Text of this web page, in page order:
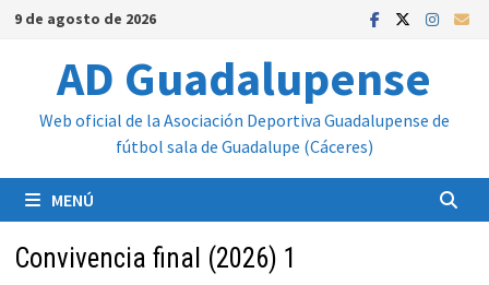
Saltar
contenido
9 de agosto de 2026
AD Guadalupense
Web oficial de la Asociación Deportiva Guadalupense de
fútbol sala de Guadalupe (Cáceres)
MENÚ
Convivencia final (2026) 1